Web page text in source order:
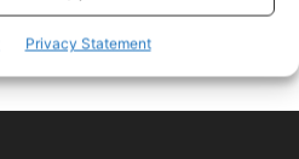
Privacy Statement
259